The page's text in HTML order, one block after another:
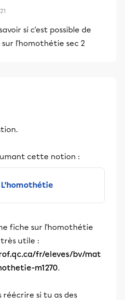
si c'est possible de
l'homothétie sec 2
cette notion :
fiche sur l'homothétie
utile :
fr/eleves/bv/mat
m1270.
réécrire si tu as des